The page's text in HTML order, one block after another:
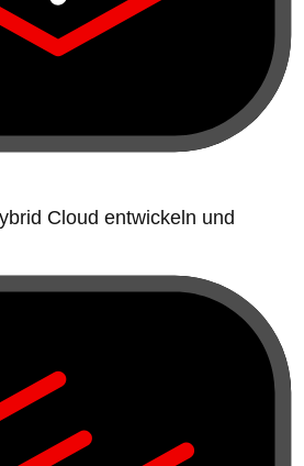
Cloud entwickeln und